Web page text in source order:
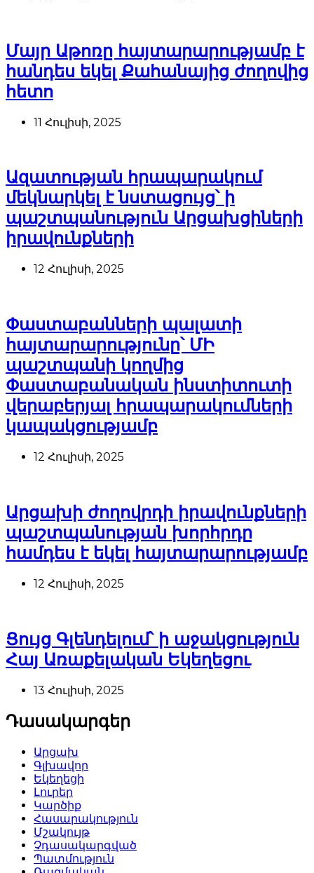
Մայր Աթոռը հայտարարությամբ է
հանդես եկել Քահանայից ժողովից
հետո
11 Հուլիսի, 2025
Ազատության հրապարակում
մեկնարկել է նստացույց՝ ի
պաշտպանություն Արցախցիների
իրավունքների
12 Հուլիսի, 2025
Փաստաբանների պալատի
հայտարարությունը՝ ՄԻ
պաշտպանի կողմից
Փաստաբանական ինստիտուտի
վերաբերյալ հրապարակումների
կապակցությամբ
12 Հուլիսի, 2025
Արցախի ժողովրդի իրավունքների
պաշտպանության խորհրդը
համդես է եկել հայտարարությամբ
12 Հուլիսի, 2025
Ցույց Գլենդելում՝ ի աջակցություն
Հայ Առաքելական Եկեղեցու
13 Հուլիսի, 2025
Դասակարգեր
Արցախ
Գլխավոր
Եկեղեցի
Լուրեր
Կարծիք
Հասարակություն
Մշակույթ
Չդասակարգված
Պատմություն